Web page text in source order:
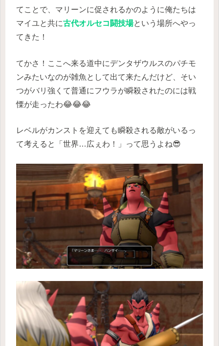
てことで、マリーンに促されるかのように俺たちは
マイユと共に古代オルセコ闘技場という場所へやっ
てきた！
てかさ！ここへ来る道中にデンタザウルスのパチモ
ンみたいなのが雑魚として出て来たんだけど、そい
つがバリ強くて普通にフウラが瞬殺されたのには戦
慄が走ったわ😂😂😂
レベルがカンストを迎えても瞬殺される敵がいるっ
て考えると「世界…広ぇわ！」って思うよね😎